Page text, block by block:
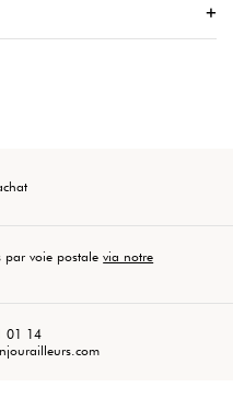
par voie postalevia notre
01 14